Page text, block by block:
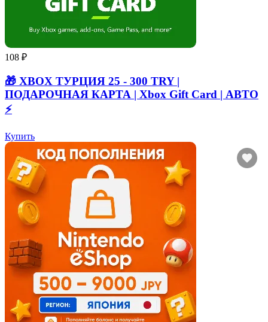
108 ₽
🎁 XBOX ТУРЦИЯ 25 - 300 TRY |
ПОДАРОЧНАЯ КАРТА | Xbox Gift Card | АВТО
⚡
Купить